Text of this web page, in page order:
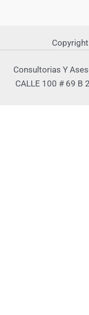
Consultorias Y
CALLE 100 # 69 B